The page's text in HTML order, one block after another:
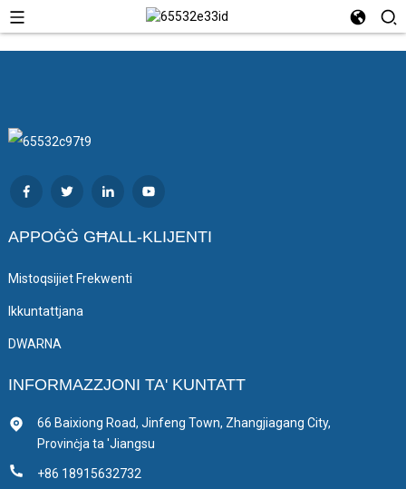
APPOĠĠ GĦALL-KLIJENTI
Mistoqsijiet Frekwenti
Ikkuntattjana
DWARNA
INFORMAZZJONI TA' KUNTATT
66 Baixiong Road, Jinfeng Town, Zhangjiagang City,
Provinċja ta 'Jiangsu
+86 18915632732